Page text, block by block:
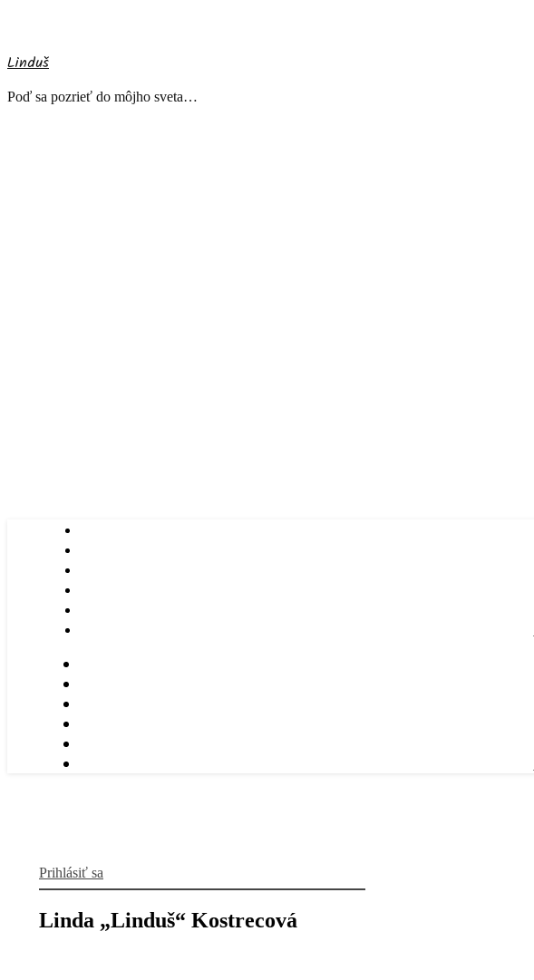
Linduš
Poď sa pozrieť do môjho sveta…
Prihlásiť sa
Linda „Linduš“ Kostrecová